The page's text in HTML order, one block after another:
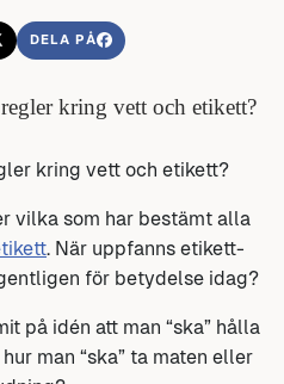
DELA PÅ
kring vett och etikett?
vilka som har bestämt alla
. När uppfanns etikett-
för betydelse idag?
på idén att man “ska” hålla
man “ska” ta maten eller